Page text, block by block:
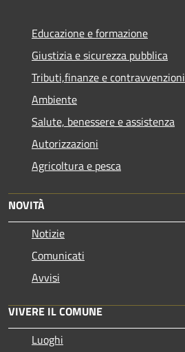
Educazione e formazione
Giustizia e sicurezza pubblica
Tributi,finanze e contravvenzioni
Ambiente
Salute, benessere e assistenza
Autorizzazioni
Agricoltura e pesca
NOVITÀ
Notizie
Comunicati
Avvisi
VIVERE IL COMUNE
Luoghi